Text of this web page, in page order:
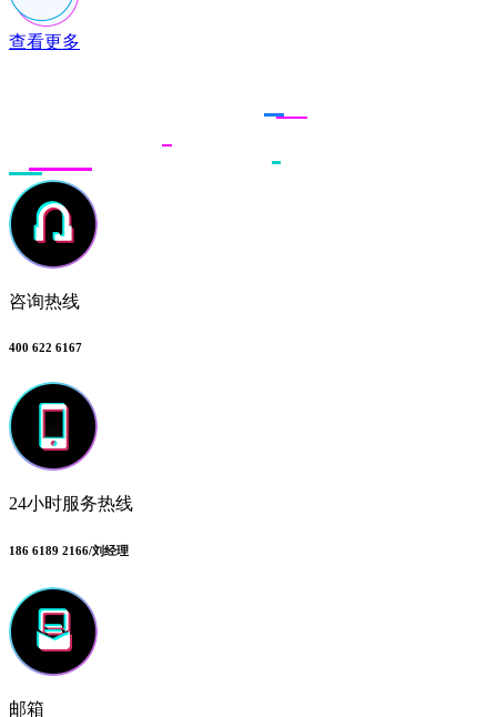
查看更多
咨询热线
400 622 6167
24小时服务热线
186 6189 2166/刘经理
邮箱